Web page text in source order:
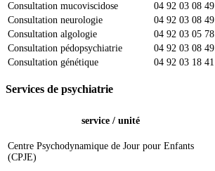
Consultation mucoviscidose
04 92 03 08 49
Consultation neurologie
04 92 03 08 49
Consultation algologie
04 92 03 05 78
Consultation pédopsychiatrie
04 92 03 08 49
Consultation génétique
04 92 03 18 41
Services de psychiatrie
service / unité
Centre Psychodynamique de Jour pour Enfants
(CPJE)